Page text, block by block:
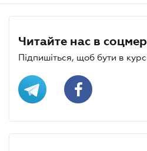
Читайте нас в
Підпишіться, щоб бути в